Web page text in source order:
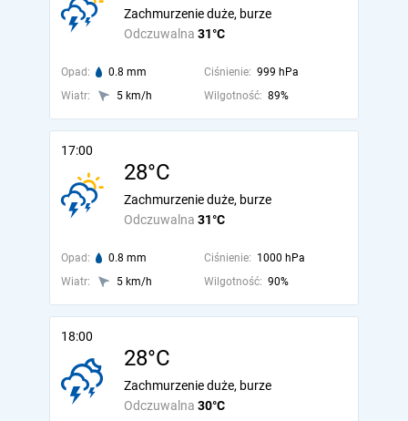
Odczuwalna 31°C
Zachmurzenie duże, burze
Opad: 0.8 mm Ciśnienie: 999 hPa
Wiatr:
5 km/h Wilgotność: 89%
17:00
28°C
Odczuwalna 31°C
Zachmurzenie duże, burze
Opad: 0.8 mm Ciśnienie: 1000 hPa
Wiatr:
5 km/h Wilgotność: 90%
18:00
28°C
Odczuwalna 30°C
Zachmurzenie duże, burze